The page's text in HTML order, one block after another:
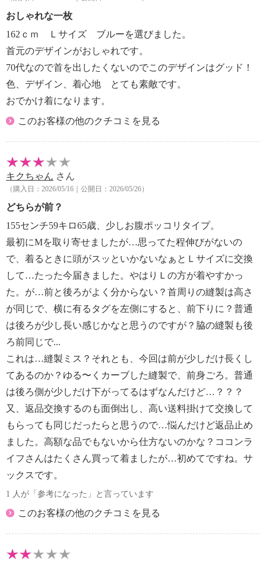
おしゃれな一枚
162ｃｍ Ｌサイズ ブルーを選びました。
首元のデザインがおしゃれです。
70代なので首を出したくないのでこのデザインはグッド！
色、デザイン、着心地 とても素敵です。
おでかけ着になります。
このお客様の他のクチコミを見る
キクちゃん さん
（購入日：2026/05/16｜公開日：2026/05/26）
どちらが前？
155センチ59キロ65歳、少しお腹ポッコリタイプ。
最初にМを取り寄せましたが…思ってた程伸びがないの
で、着るときに頭がスッといかないなぁとＬサイズに交換
して…たった今届きました。やはりＬの方が着やすかっ
た。が…前と後ろがよく分からない？首周りの縫製は高さ
が同じで、横に有るタグを左側にすると、前下りに？普通
は後ろが少し長い感じかなと思うのですが？脇の縫製も後
ろ前同じで...
これは…縫製ミス？それとも、今回は前が少しだけ長くし
てあるのか？ゆる〜くカーブした縫製で、前身ごろ。普通
は後ろ側が少しだけ下がってるはずなんだけど…？？？
又、返品交換するのも面倒出し、高い送料掛けて交換して
もらっても同じだったらと思うので…悩んだけど返品止め
ました。高額な品でもないから仕方ないのかな？ココンラ
イフさんはたくさん買って着ましたが…初めてですね。サ
ックスです。
1 人が「参考になった」と言っています
このお客様の他のクチコミを見る